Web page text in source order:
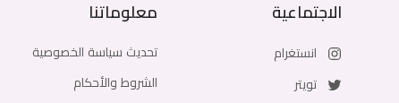
الاجتماعية
انستغرام
تويتر
معلوماتنا
تحديث سياسة الخصوصية
الشروط والأحكام